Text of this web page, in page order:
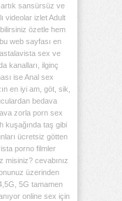
sansürsüz ve
videolar izlet Adult
özetle hem
web sayfası en
astalavista sex ve
kanalları, ilginç
ise Anal sex
en iyi am, göt, sik,
bedava
zorla porn sex
kuşağında taş gibi
ücretsiz götten
porno filmler
cevabınız
üzerinden
5G tamamen
online sex için